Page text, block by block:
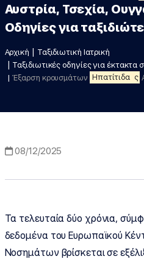
Αυστρία, Τσεχία,
Οδηγίες για
Αρχική
Ταξιδιωτική Ιατρική
Ταξιδιωτικές οδηγίες για έκτακτα
Έξαρση κρουσμάτων
Ηπατίτιδα ς Α
08/12/2025
Τα τελευταία δύο χρόνια,
δεδομένα του Ευρωπαϊκού
Νοσημάτων βρίσκεται σε